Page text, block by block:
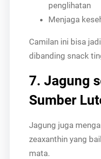
penglihatan
Menjaga
Camilan ini bisa
dibanding snack
7. Jagung
Sumber
Jagung juga
zeaxanthin yang
mata.